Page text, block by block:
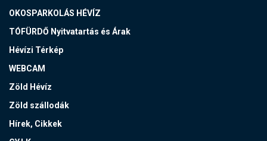
OKOSPARKOLÁS HÉVÍZ
TÓFÜRDŐ Nyitvatartás és Árak
Hévízi Térkép
WEBCAM
Zöld Hévíz
Zöld szállodák
Hírek, Cikkek